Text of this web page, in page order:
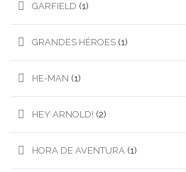
GARFIELD (1)
GRANDES HÉROES (1)
HE-MAN (1)
HEY ARNOLD! (2)
HORA DE AVENTURA (1)